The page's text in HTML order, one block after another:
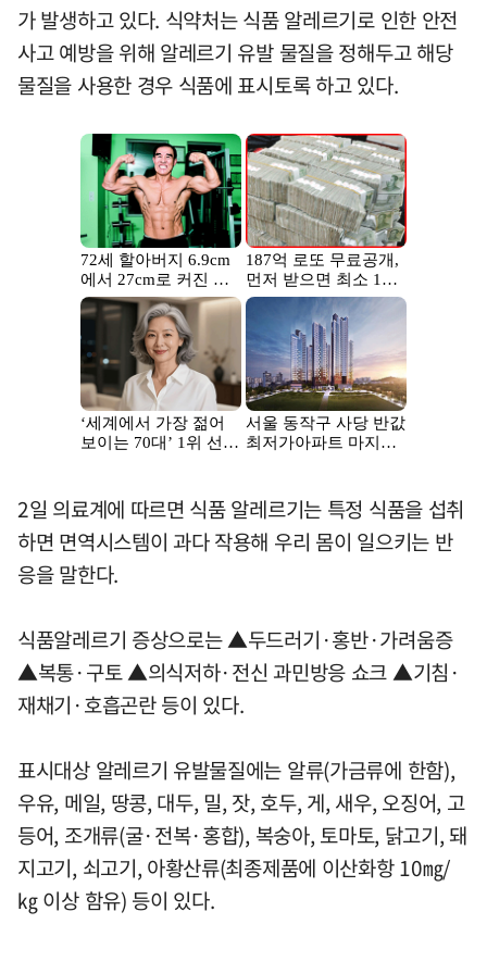
가 발생하고 있다. 식약처는 식품 알레르기로 인한 안전
사고 예방을 위해 알레르기 유발 물질을 정해두고 해당
물질을 사용한 경우 식품에 표시토록 하고 있다.
2일 의료계에 따르면 식품 알레르기는 특정 식품을 섭취
하면 면역시스템이 과다 작용해 우리 몸이 일으키는 반
응을 말한다.
식품알레르기 증상으로는 ▲두드러기·홍반·가려움증
▲복통·구토 ▲의식저하·전신 과민방응 쇼크 ▲기침·
재채기·호흡곤란 등이 있다.
표시대상 알레르기 유발물질에는 알류(가금류에 한함),
우유, 메일, 땅콩, 대두, 밀, 잣, 호두, 게, 새우, 오징어, 고
등어, 조개류(굴·전복·홍합), 복숭아, 토마토, 닭고기, 돼
지고기, 쇠고기, 아황산류(최종제품에 이산화항 10㎎/
㎏ 이상 함유) 등이 있다.